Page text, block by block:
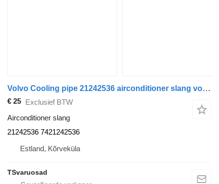
Volvo Cooling pipe 21242536 airconditioner slang voor Volvo FH13A62T trekker
€ 25 Exclusief BTW
Airconditioner slang
21242536 7421242536
Estland, Kõrveküla
TSvaruosad